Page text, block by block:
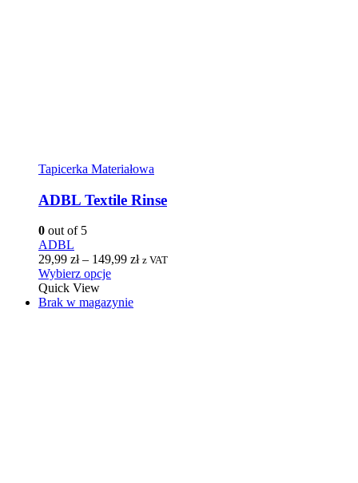
Tapicerka Materiałowa
ADBL Textile Rinse
0 out of 5
ADBL
29,99 zł– 149,99 zł z VAT
Wybierz opcje
Quick View
Brak w magazynie